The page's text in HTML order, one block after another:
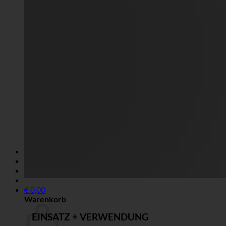
€0,00
Warenkorb
EINSATZ + VERWENDUNG